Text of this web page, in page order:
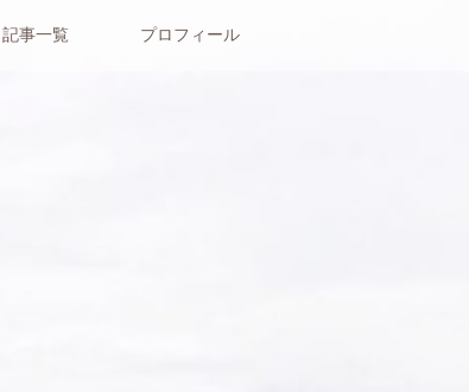
記事一覧 プロフィール